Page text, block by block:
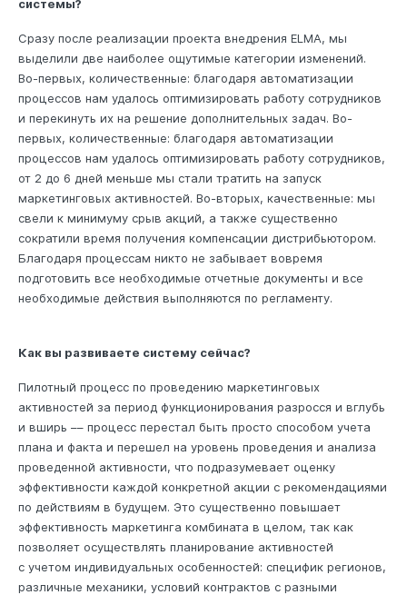
системы?
Сразу после реализации проекта внедрения ELMA, мы
выделили две наиболее ощутимые категории изменений.
Во-первых, количественные: благодаря автоматизации
процессов нам удалось оптимизировать работу сотрудников
и перекинуть их на решение дополнительных задач. Во-
первых, количественные: благодаря автоматизации
процессов нам удалось оптимизировать работу сотрудников,
от 2 до 6 дней меньше мы стали тратить на запуск
маркетинговых активностей. Во-вторых, качественные: мы
свели к минимуму срыв акций, а также существенно
сократили время получения компенсации дистрибьютором.
Благодаря процессам никто не забывает вовремя
подготовить все необходимые отчетные документы и все
необходимые действия выполняются по регламенту.
Как вы развиваете систему сейчас?
Пилотный процесс по проведению маркетинговых
активностей за период функционирования разросся и вглубь
и вширь –– процесс перестал быть просто способом учета
плана и факта и перешел на уровень проведения и анализа
проведенной активности, что подразумевает оценку
эффективности каждой конкретной акции с рекомендациями
по действиям в будущем. Это существенно повышает
эффективность маркетинга комбината в целом, так как
позволяет осуществлять планирование активностей
с учетом индивидуальных особенностей: специфик регионов,
различные механики, условий контрактов с разными